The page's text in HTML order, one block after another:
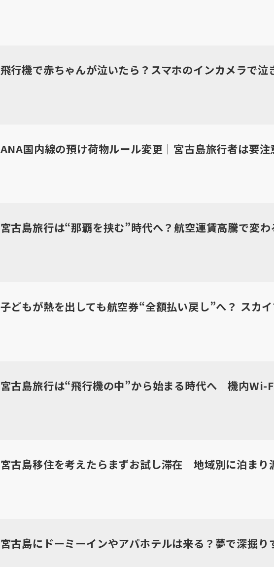
飛行機で赤ちゃんが泣いたら？スマホのインカメラで
ANA国内線の預け荷物ルール変更｜宮古島旅行者は要
宮古島旅行は“那覇を挟む”時代へ？航空運賃高騰で変
子どもが熱を出しても航空券“全額払い戻し”へ？ スカ
宮古島旅行は“飛行機の中”から始まる時代へ｜機内
宮古島移住を考えたらまずお試し滞在｜地域別に泊ま
宮古島にドーミーインやアパホテルは来る？夢で深掘り